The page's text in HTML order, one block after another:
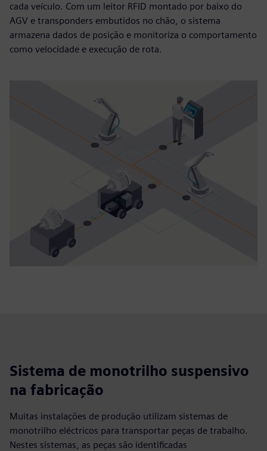
cada veículo. Com um leitor RFID montado por baixo do
AGV e transponders embutidos no chão, o sistema
armazena dados de posição e monitoriza o comportamento
como velocidade e execução de rota.
Sistema de monotrilho suspensivo
na fabricação
Muitas instalações de produção utilizam sistemas de
monotrilho eléctricos para transportar peças de trabalho.
Nestes sistemas, as peças são identificadas